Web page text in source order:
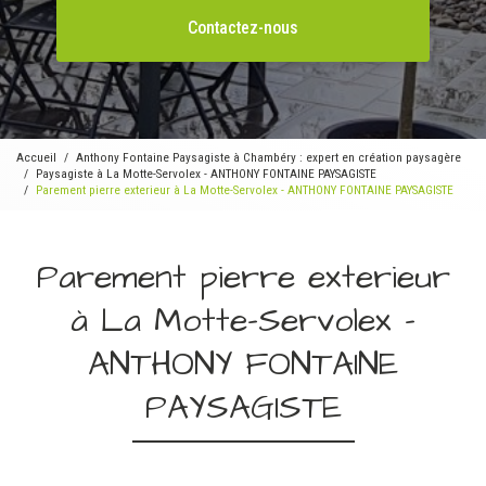
Contactez-nous
Accueil
Anthony Fontaine Paysagiste à Chambéry : expert en création paysagère
Paysagiste à La Motte-Servolex - ANTHONY FONTAINE PAYSAGISTE
Parement pierre exterieur à La Motte-Servolex - ANTHONY FONTAINE PAYSAGISTE
Parement pierre exterieur
à La Motte-Servolex -
ANTHONY FONTAINE
PAYSAGISTE